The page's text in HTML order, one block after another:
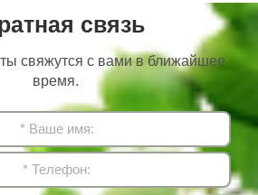
связь
свяжутся с вами в ближайшее
время.